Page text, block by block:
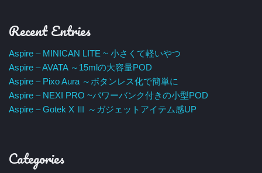
Recent Entries
Aspire – MINICAN LITE ~ 小さくて軽いやつ
Aspire – AVATA ～15mlの大容量POD
Aspire – Pixo Aura ～ボタンレス化で簡単に
Aspire – NEXI PRO ~パワーバンク付きの小型POD
Aspire – Gotek X Ⅲ ～ガジェットアイテム感UP
Categories